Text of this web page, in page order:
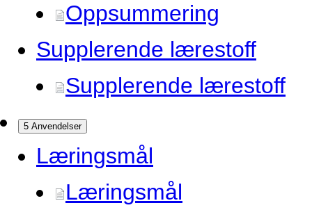
Oppsummering
Supplerende lærestoff
Supplerende lærestoff
5 Anvendelser
Læringsmål
Læringsmål